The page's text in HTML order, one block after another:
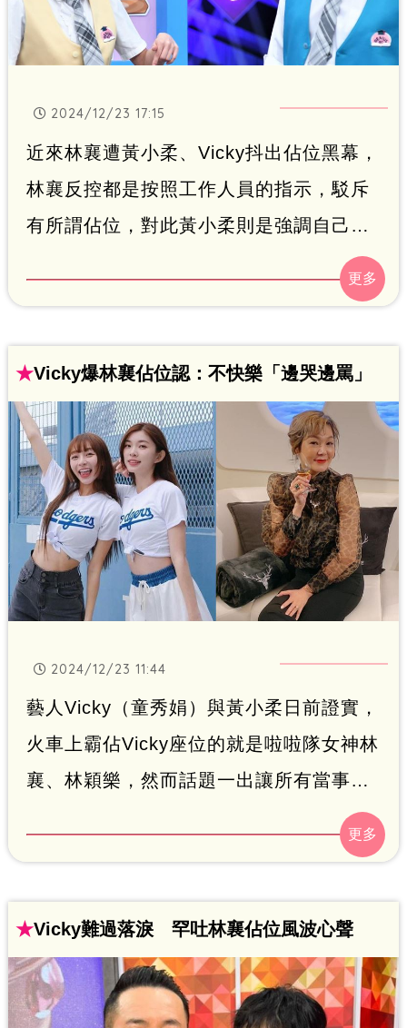
2024/12/23 17:15
近來林襄遭黃小柔、Vicky抖出佔位黑幕，
林襄反控都是按照工作人員的指示，駁斥
有所謂佔位，對此黃小柔則是強調自己沒
半句講話，Vicky則是透露自己近來發洩情
緒又哭又罵，跟屈中恆交好的曾國城心疼
★Vicky爆林襄佔位認：不快樂「邊哭邊罵」
2024/12/23 11:44
藝人Vicky（童秀娟）與黃小柔日前證實，
火車上霸佔Vicky座位的就是啦啦隊女神林
襄、林穎樂，然而話題一出讓所有當事人
遍體麟傷。Vicky坦言近期在追劇，跟著女
兒們一塊又哭又笑又罵，一邊學習釋放情
哭就大聲哭出來 一直拼命壓抑著 或勉
強自己笑 並不會比較快樂」。
★Vicky難過落淚 罕吐林襄佔位風波心聲